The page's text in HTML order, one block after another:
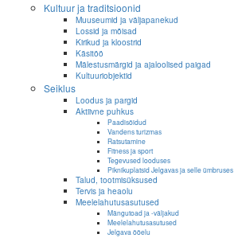
Kultuur ja traditsioonid
Muuseumid ja väljapanekud
Lossid ja mõisad
Kirikud ja kloostrid
Käsitöö
Mälestusmärgid ja ajaloolised paigad
Kultuuriobjektid
Seiklus
Loodus ja pargid
Aktiivne puhkus
Paadisõidud
Vandens turizmas
Ratsutamine
Fitness ja sport
Tegevused looduses
Piknikuplatsid Jelgavas ja selle ümbruses
Talud, tootmisüksused
Tervis ja heaolu
Meelelahutusasutused
Mängutoad ja -väljakud
Meelelahutusasutused
Jelgava ööelu